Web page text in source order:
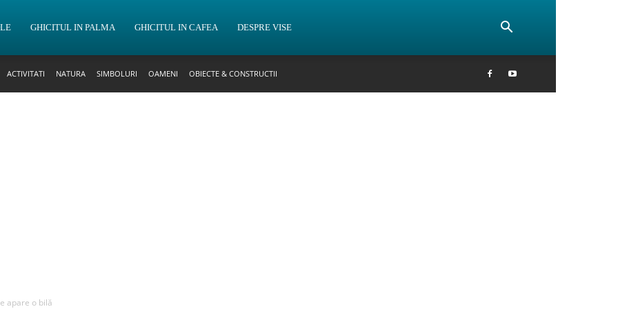
GHICITUL IN PALMA GHICITUL IN CAFEA DESPRE VISE
ACTIVITATI NATURA SIMBOLURI OAMENI OBIECTE & CONSTRUCTII
apare o bilă